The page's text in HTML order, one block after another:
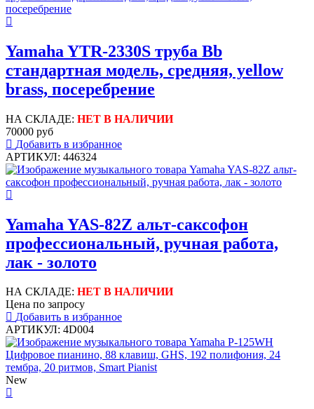
Yamaha YTR-2330S труба Bb
стандартная модель, средняя, yellow
brass, посеребрение
НА СКЛАДЕ: НЕТ В НАЛИЧИИ
70000 руб
Добавить в избранное
АРТИКУЛ: 446324
Yamaha YAS-82Z альт-саксофон
профессиональный, ручная работа,
лак - золото
НА СКЛАДЕ: НЕТ В НАЛИЧИИ
Цена по запросу
Добавить в избранное
АРТИКУЛ: 4D004
New